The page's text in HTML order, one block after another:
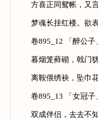
方喜正同鸳帐，又言
梦魂长挂红楼。欲表
卷895_12 「醉公子
暮烟笼藓砌，戟门犹
离鞍偎绣袂，坠巾花
卷895_13 「女冠子
双成伴侣，去去不知